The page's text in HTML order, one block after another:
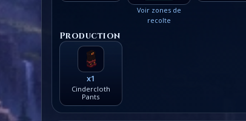
Voir zones de
recolte
Production
x1
Cindercloth
Pants